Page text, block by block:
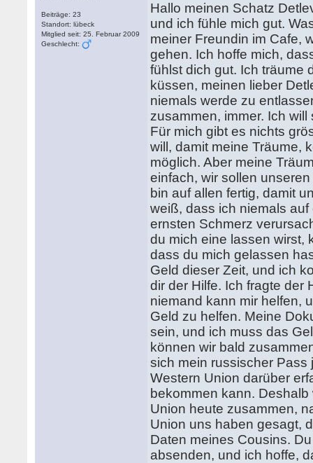
Beiträge: 23
Standort: lübeck
Mitglied seit: 25. Februar 2009
Geschlecht:
Hallo meinen Schatz
und ich fühle mich gut.
meiner Freundin im Cafe,
gehen. Ich hoffe mich,
fühlst dich gut. Ich träume
küssen, meinen lieber
niemals werde zu
zusammen, immer. Ich
Für mich gibt es nichts
will, damit meine Träume,
möglich. Aber meine
einfach, wir sollen
bin auf allen fertig, damit
weiß, dass ich niemals
ernsten Schmerz
du mich eine lassen wirst,
dass du mich gelassen
Geld dieser Zeit, und ich
dir der Hilfe. Ich fragte der
niemand kann mir helfen,
Geld zu helfen. Meine
sein, und ich muss das
können wir bald
sich mein russischer Pass
Western Union darüber
bekommen kann.
Union heute zusammen,
Union uns haben gesagt,
Daten meines Cousins.
absenden, und ich hoffe,